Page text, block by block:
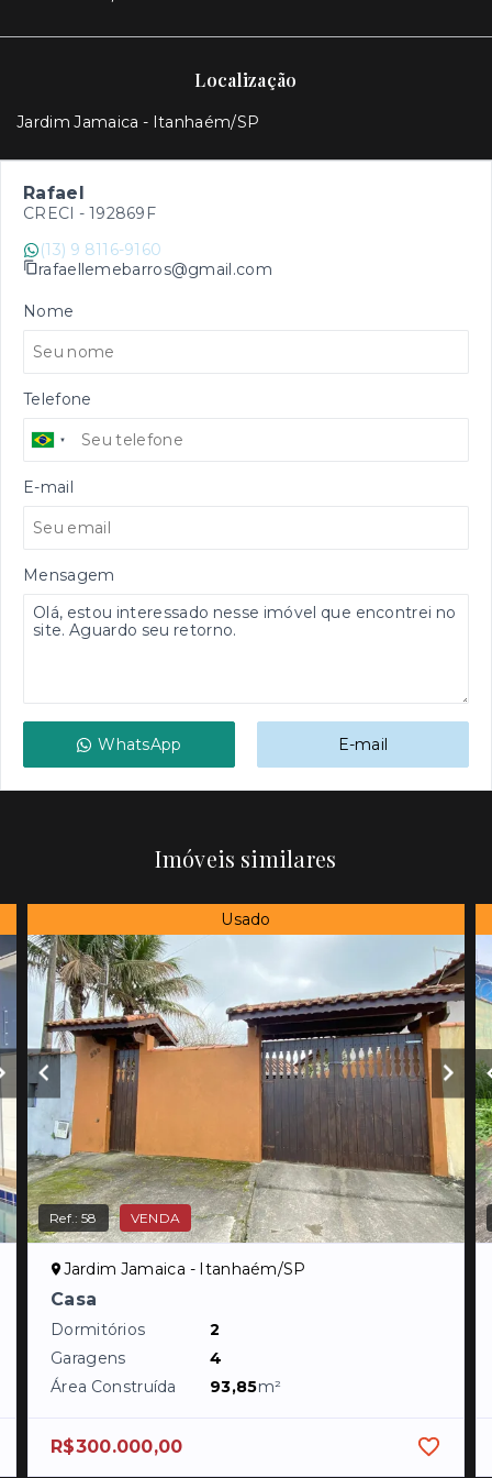
Localização
Jardim Jamaica - Itanhaém/SP
Rafael
CRECI - 192869F
(13) 9 8116-9160
rafaellemebarros@gmail.com
Nome
Telefone
E-mail
Mensagem
WhatsApp E-mail
Imóveis similares
Usado
Ref.:58 VENDA
Jardim Jamaica - Itanhaém/SP
Casa
Dormitórios
2
Garagens
4
Área Construída
93,85m²
R$300.000,00